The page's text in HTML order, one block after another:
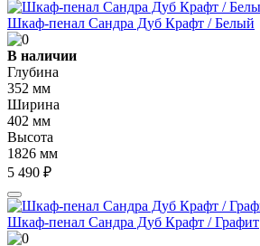
Шкаф-пенал Сандра Дуб Крафт / Белый
В наличии
Глубина
352 мм
Ширина
402 мм
Высота
1826 мм
5 490 ₽
Шкаф-пенал Сандра Дуб Крафт / Графит